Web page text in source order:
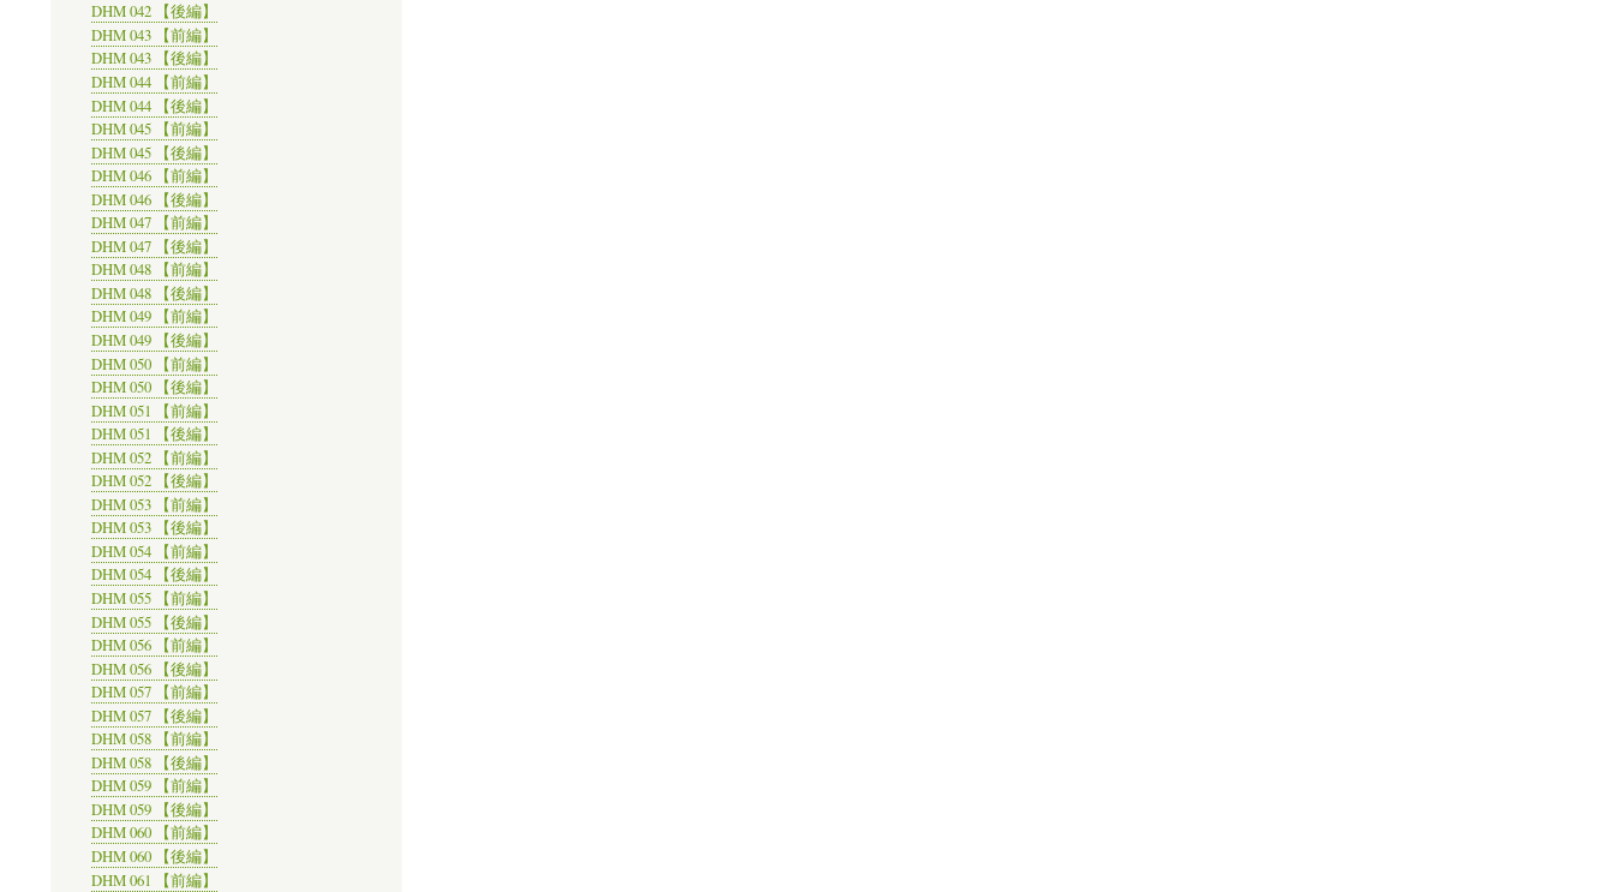
DHM 042 【後編】
DHM 043 【前編】
DHM 043 【後編】
DHM 044 【前編】
DHM 044 【後編】
DHM 045 【前編】
DHM 045 【後編】
DHM 046 【前編】
DHM 046 【後編】
DHM 047 【前編】
DHM 047 【後編】
DHM 048 【前編】
DHM 048 【後編】
DHM 049 【前編】
DHM 049 【後編】
DHM 050 【前編】
DHM 050 【後編】
DHM 051 【前編】
DHM 051 【後編】
DHM 052 【前編】
DHM 052 【後編】
DHM 053 【前編】
DHM 053 【後編】
DHM 054 【前編】
DHM 054 【後編】
DHM 055 【前編】
DHM 055 【後編】
DHM 056 【前編】
DHM 056 【後編】
DHM 057 【前編】
DHM 057 【後編】
DHM 058 【前編】
DHM 058 【後編】
DHM 059 【前編】
DHM 059 【後編】
DHM 060 【前編】
DHM 060 【後編】
DHM 061 【前編】